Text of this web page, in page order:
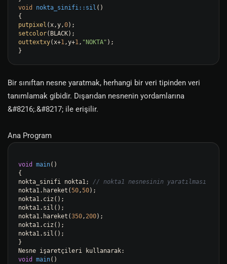
void
nokta_sinifi::sil ()
putpixel (x,y,0
setcolor
outtextxy(x+1,y+1, "NOKTA" );
Bir sınıftan nesne yaratmak, herhangi bir veri tipinden veri
tanımlamak gibidir. Dışarıdan nesnenin yordamlarına
&#8216;.&#8217; ile erişilir.
Ana Program
void main()
{
nokta_sinifi nokta1; // nokta1 nesnesinin yaratılması
nokta1.hareket(50,50);
nokta1.ciz();
nokta1.sil();
nokta1.hareket(350, 200);
nokta1.ciz();
nokta1.sil();
}
void
main()